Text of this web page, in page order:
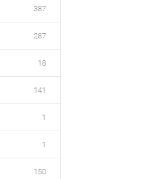
387
287
18
141
1
1
150